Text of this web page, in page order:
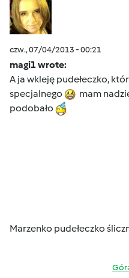
czw., 07/04/2013 - 00:21
magi1 wrote:
A ja wkleję pudełeczko,
specjalnego
mam
podobało
Marzenko pudełeczko